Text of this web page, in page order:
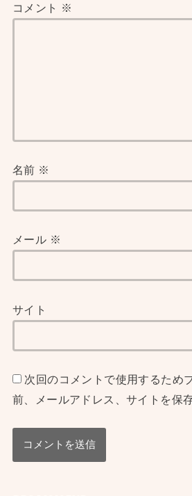
コメント ※
名前 ※
メール ※
サイト
次回のコメントで使用するため
前、メールアドレス、サイトを保存